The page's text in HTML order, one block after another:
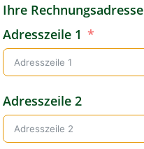
4
9
Ihre Rechnungsadresse
Adresszeile 1
Adresszeile 2